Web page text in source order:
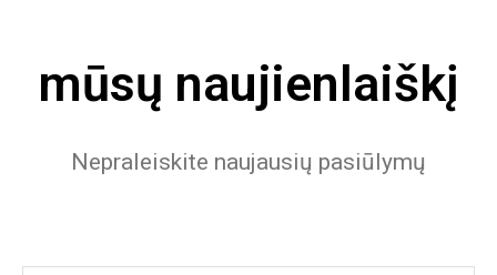
mūsų naujienlaiškį
Nepraleiskite naujausių pasiūlymų